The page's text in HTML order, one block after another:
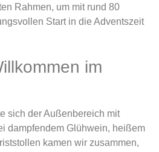
Rahmen, um mit rund 80
Start in die Adventszeit
im
sich der Außenbereich mit
dampfendem Glühwein, heißem
kamen wir zusammen,